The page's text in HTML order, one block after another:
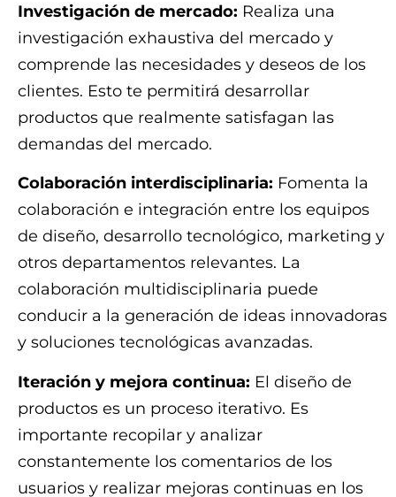
Investigación de mercado: Realiza una
investigación exhaustiva del mercado y
comprende las necesidades y deseos de los
clientes. Esto te permitirá desarrollar
productos que realmente satisfagan las
demandas del mercado.
Colaboración interdisciplinaria: Fomenta la
colaboración e integración entre los equipos
de diseño, desarrollo tecnológico, marketing y
otros departamentos relevantes. La
colaboración multidisciplinaria puede
conducir a la generación de ideas innovadoras
y soluciones tecnológicas avanzadas.
Iteración y mejora continua: El diseño de
productos es un proceso iterativo. Es
importante recopilar y analizar
constantemente los comentarios de los
usuarios y realizar mejoras continuas en los